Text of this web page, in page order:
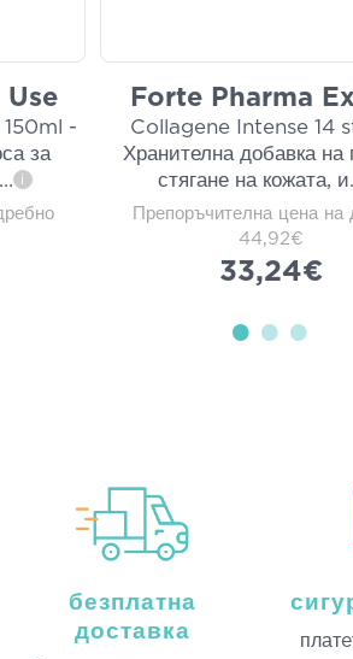
-
за
i
Forte Pharma
Collagene Intense 14
Хранителна добавка на
стягане на кожата, и
Препоръчителна цена на
44,92€
33,24€
безплатна
доставка